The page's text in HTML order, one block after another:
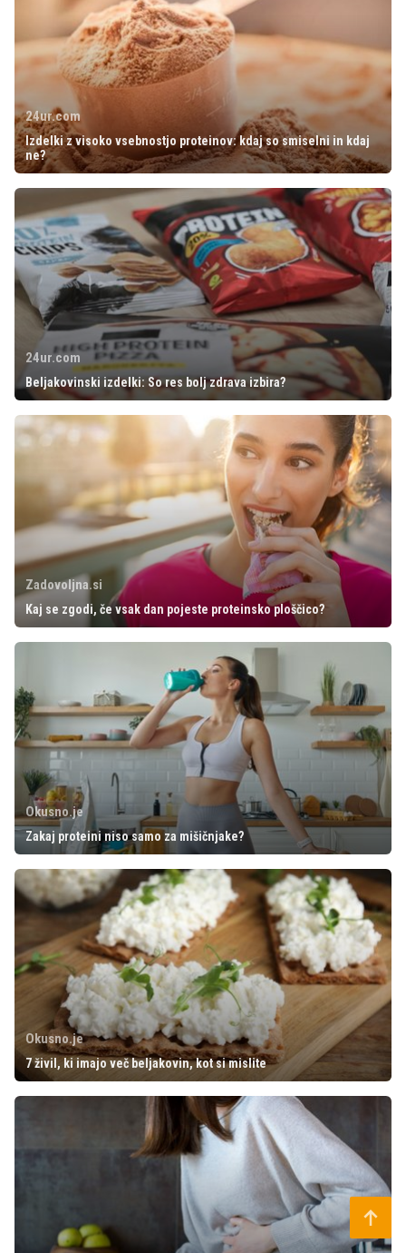
24ur.com
Izdelki z visoko vsebnostjo proteinov: kdaj so smiselni in kdaj
ne?
24ur.com
Beljakovinski izdelki: So res bolj zdrava izbira?
Zadovoljna.si
Kaj se zgodi, če vsak dan pojeste proteinsko ploščico?
Okusno.je
Zakaj proteini niso samo za mišičnjake?
Okusno.je
7 živil, ki imajo več beljakovin, kot si mislite